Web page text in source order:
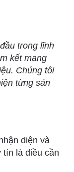
trong lĩnh
kết mang
Chúng tôi
từng sản
diện và
tín là điều cần